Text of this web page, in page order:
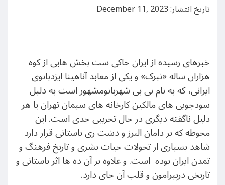
تاریخ انتشار: December 11, 2023
خبرهای رسیده از ایران حاکی ست بخش هایی از کوه
هزاران ساله «تبرک» و یکی از معابد آناهیتا ایزدبانوی
ایرانی، که به نام بی بی شهربانومشهور است به دلیل
سودجویی های مالکین کارخانه های سیمان تهران یا هر
دلیل ناگفته دیگری در حال تخریبی جدی است. این
محوطه که بر دامان البرز و دشت ری باستانی قرار دارد
شاهد بسیاری از تحولات حیات بشری و تاریخ فرهنگ و
تمدن ایران بوده است. و علاوه بر آن ده ها اثر باستانی و
تاریخی درپیرامون و قلب آن جای دارد.